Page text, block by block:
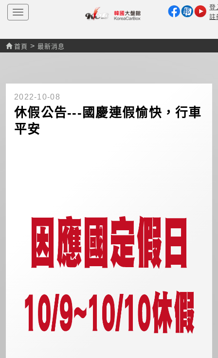
T
o
l
e
i
a
t
i
o
n
登
註
首頁 > 最新消息
2022-10-08
休假公告---國慶連假愉快，行車
平安